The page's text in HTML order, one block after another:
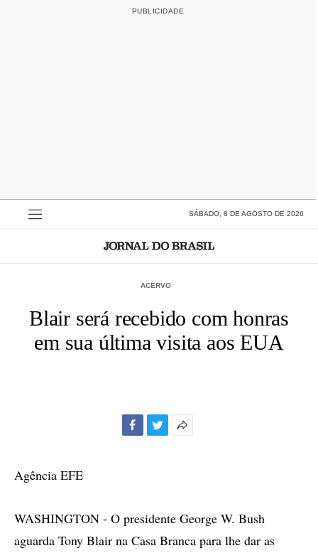
SÁBADO, 8 DE AGOSTO DE 2026
ACERVO
Blair será recebido com honras
em sua última visita aos EUA
Agência EFE
WASHINGTON - O presidente George W. Bush
aguarda Tony Blair na Casa Branca para lhe dar as